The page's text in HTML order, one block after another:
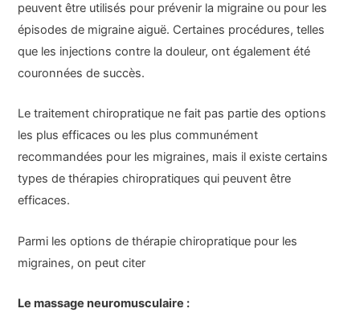
peuvent être utilisés pour prévenir la migraine ou pour les
épisodes de migraine aiguë. Certaines procédures, telles
que les injections contre la douleur, ont également été
couronnées de succès.
Le traitement chiropratique ne fait pas partie des options
les plus efficaces ou les plus communément
recommandées pour les migraines, mais il existe certains
types de thérapies chiropratiques qui peuvent être
efficaces.
Parmi les options de thérapie chiropratique pour les
migraines, on peut citer
Le massage neuromusculaire :